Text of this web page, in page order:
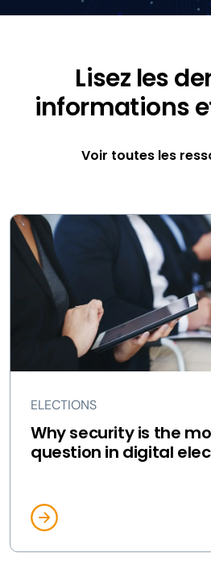
Lisez les
informations
Voir toutes les
ELECTIONS
Why security is the
question in digital